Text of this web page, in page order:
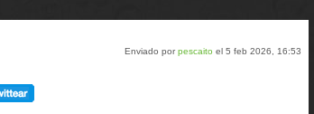
Enviado porpescaito el 5 feb 2026, 16:53